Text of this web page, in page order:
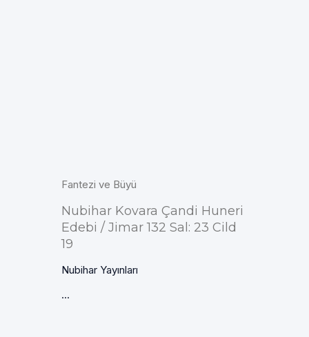
Fantezi ve Büyü
Nubihar Kovara Çandi Huneri
Edebi / Jimar 132 Sal: 23 Cild
19
Nubihar Yayınları
...